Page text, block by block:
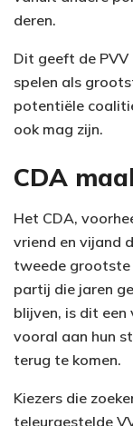
deren.
Dit geeft de
spelen als
potentiële
ook mag zijn.
CDA
Het CDA,
vriend en vijand
tweede grootste
partij die jaren
blijven, is dit een
vooral aan hun
terug te komen.
Kiezers die
teleurgestelde